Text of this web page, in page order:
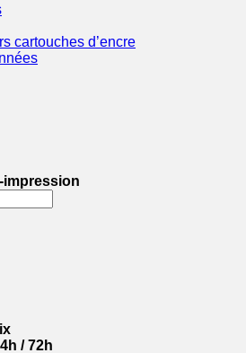
cartouches d’encre
impression
/ 72h